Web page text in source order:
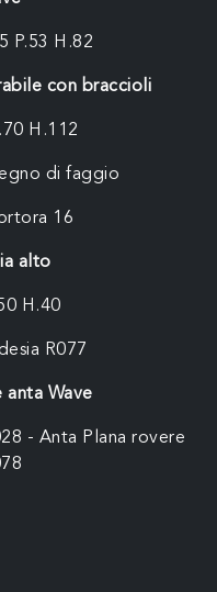
P.53 H.82
con braccioli
H.112
di faggio
16
alto
H.40
R077
anta Wave
- Anta Plana rovere